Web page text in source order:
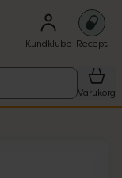
Kundklubb Recept
Varukorg